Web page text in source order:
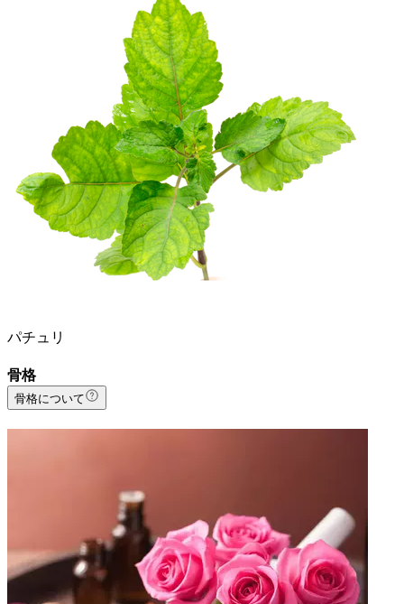
パチュリ
骨格
骨格について